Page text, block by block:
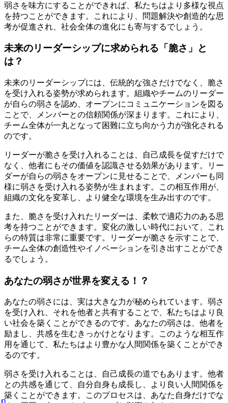
弱さを味方にすることができれば、私たちはより多様な視点
を持つことができます。これにより、問題解決や創造的な思
考が促進され、社会全体の進化にも寄与するでしょう。
未来のリーダーシップに求められる「脆さ」と
は？
未来のリーダーシップには、伝統的な強さだけでなく、脆さ
を受け入れる姿勢が求められます。組織やチームのリーダー
が自らの弱さを認め、オープンにコミュニケーションを図る
ことで、メンバーとの信頼関係が深まります。これにより、
チーム全体が一丸となって困難に立ち向かう力が強化される
のです。
リーダーが脆さを受け入れることは、自己成長を促すだけで
なく、他者にもその価値を認識させる効果があります。リー
ダーが自らの弱さをオープンに見せることで、メンバーも同
様に弱さを受け入れる姿勢が生まれます。この相互作用が、
組織の文化を変革し、より健全な環境を生み出すのです。
また、脆さを受け入れたリーダーは、柔軟で適応力のある思
考を持つことができます。変化の激しい時代において、これ
らの特質は非常に重要です。リーダーが脆さを示すことで、
チーム全体の創造性やイノベーションを引き出すことができ
るでしょう。
あなたの弱さが世界を変える！？
あなたの弱さには、実は大きな力が秘められています。弱さ
を受け入れ、それを他者と共有することで、私たちはより良
い社会を築くことができるのです。あなたの弱さは、他者を
励まし、共感を生むきっかけとなります。このような相互作
用を通じて、私たちはより豊かな人間関係を築くことができ
るのです。
弱さを受け入れることは、自己成長の道でもあります。他者
との共感を通じて、自分自身も成長し、より良い人間関係を
築くことができます。このプロセスは、あなた自身だけでな